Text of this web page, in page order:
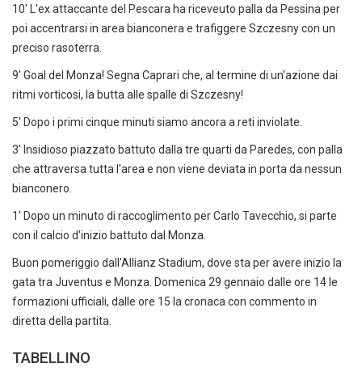
10' L'ex attaccante del Pescara ha riceveuto palla da Pessina per
poi accentrarsi in area bianconera e trafiggere Szczesny con un
preciso rasoterra.
9' Goal del Monza! Segna Caprari che, al termine di un'azione dai
ritmi vorticosi, la butta alle spalle di Szczesny!
5' Dopo i primi cinque minuti siamo ancora a reti inviolate.
3' Insidioso piazzato battuto dalla tre quarti da Paredes, con palla
che attraversa tutta l'area e non viene deviata in porta da nessun
bianconero.
1' Dopo un minuto di raccoglimento per Carlo Tavecchio, si parte
con il calcio d'inizio battuto dal Monza.
Buon pomeriggio dall'Allianz Stadium, dove sta per avere inizio la
gata tra Juventus e Monza. Domenica 29 gennaio dalle ore 14 le
formazioni ufficiali, dalle ore 15 la cronaca con commento in
diretta della partita.
TABELLINO